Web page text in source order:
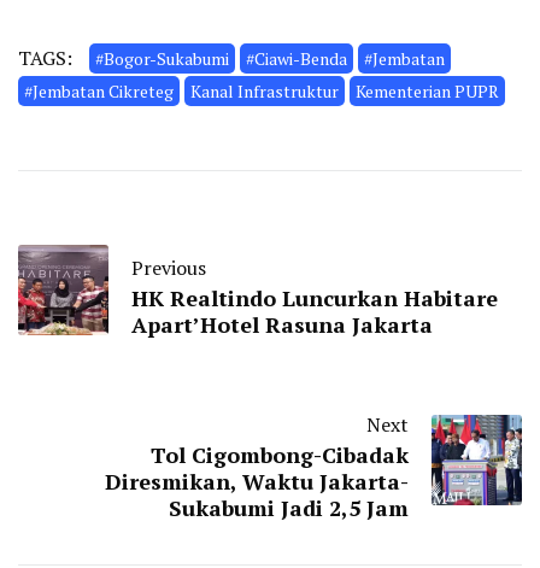
TAGS: #Bogor-Sukabumi #Ciawi-Benda
#Jembatan
#Jembatan Cikreteg
Kanal Infrastruktur Kementerian PUPR
Previous
HK Realtindo Luncurkan Habitare
Apart’Hotel Rasuna Jakarta
Next
Tol Cigombong-Cibadak
Diresmikan, Waktu Jakarta-
Sukabumi Jadi 2,5 Jam